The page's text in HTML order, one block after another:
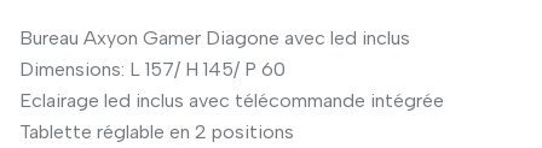
Bureau Axyon Gamer Diagone avec led inclus
Dimensions: L 157/ H 145/ P 60
Eclairage led inclus avec télécommande intégrée
Tablette réglable en 2 positions